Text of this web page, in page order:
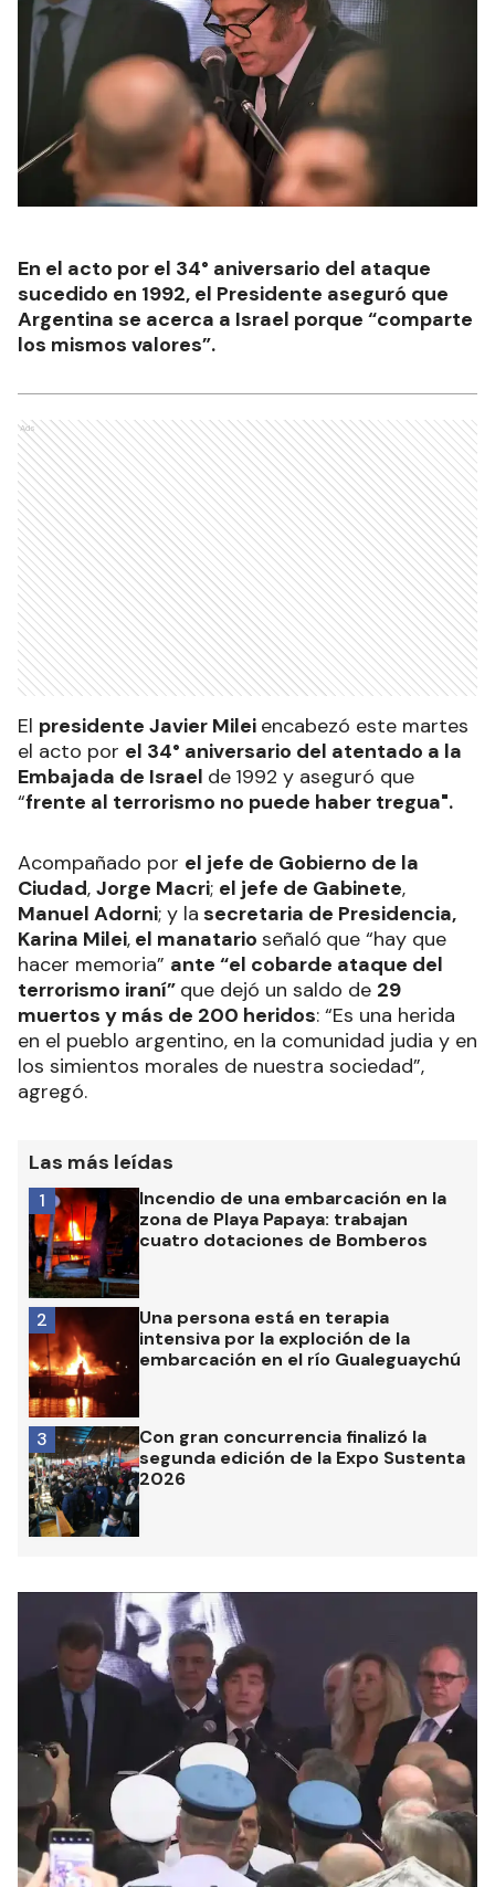
En el acto por el 34° aniversario del ataque
sucedido en 1992, el Presidente aseguró que
Argentina se acerca a Israel porque “comparte
los mismos valores”.
Ads
El presidente Javier Milei encabezó este martes
el acto por el 34° aniversario del atentado a la
Embajada de Israel de 1992 y aseguró que
“frente al terrorismo no puede haber tregua".
Acompañado por el jefe de Gobierno de la
Ciudad, Jorge Macri; el jefe de Gabinete,
Manuel Adorni; y la secretaria de Presidencia,
Karina Milei, el manatario señaló que “hay que
hacer memoria” ante “el cobarde ataque del
terrorismo iraní” que dejó un saldo de 29
muertos y más de 200 heridos: “Es una herida
en el pueblo argentino, en la comunidad judia y en
los simientos morales de nuestra sociedad”,
agregó.
Las más leídas
Incendio de una embarcación en la
zona de Playa Papaya: trabajan
cuatro dotaciones de Bomberos
1
Una persona está en terapia
intensiva por la exploción de la
embarcación en el río Gualeguaychú
2
Con gran concurrencia finalizó la
segunda edición de la Expo Sustenta
2026
3